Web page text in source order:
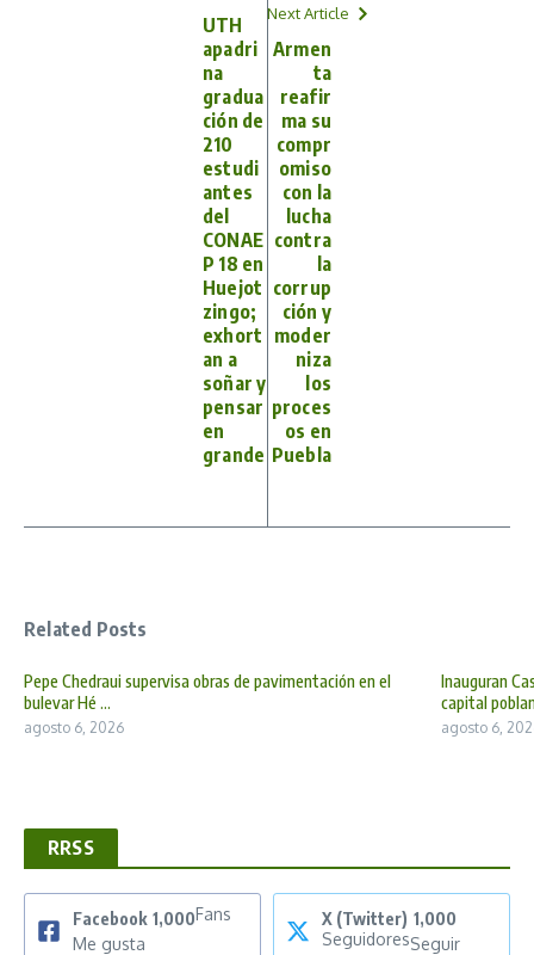
UTH
apadri
na
gradua
ción de
210
estudi
antes
del
CONAE
P 18 en
Huejot
zingo;
exhort
an a
soñar y
pensar
en
grande
Next Article
Armen
ta
reafir
ma su
compr
omiso
con la
lucha
contra
la
corrup
ción y
moder
niza
los
proces
os en
Puebla
Related Posts
Pepe Chedraui supervisa obras de pavimentación en el
bulevar Hé ...
agosto 6, 2026
Inauguran
capital
agosto 6,
RRSS
Facebook 1,000Fans
Me gusta
X (Twitter) 1,000
SeguidoresSeguir